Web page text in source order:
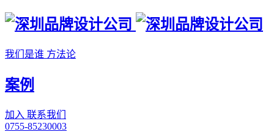
我们是谁 方法论
案例
加入 联系我们
0755-85230003